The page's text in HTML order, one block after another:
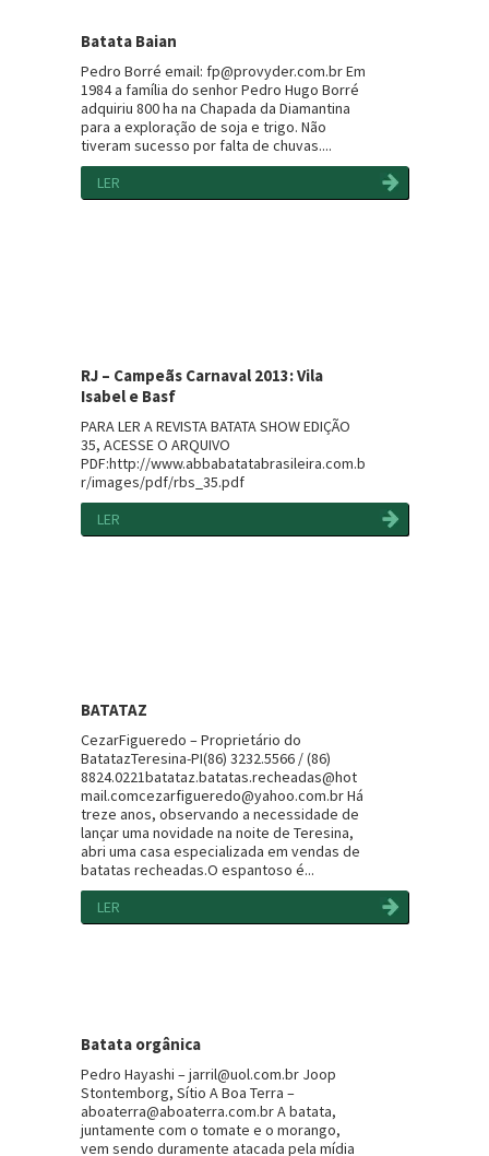
Batata Baian
Pedro Borré email: fp@provyder.com.br Em
1984 a família do senhor Pedro Hugo Borré
adquiriu 800 ha na Chapada da Diamantina
para a exploração de soja e trigo. Não
tiveram sucesso por falta de chuvas....
LER
RJ – Campeãs Carnaval 2013: Vila
Isabel e Basf
PARA LER A REVISTA BATATA SHOW EDIÇÃO
35, ACESSE O ARQUIVO
PDF:http://www.abbabatatabrasileira.com.b
r/images/pdf/rbs_35.pdf
LER
BATATAZ
CezarFigueredo – Proprietário do
BatatazTeresina-PI(86) 3232.5566 / (86)
8824.0221batataz.batatas.recheadas@hot
mail.comcezarfigueredo@yahoo.com.br Há
treze anos, observando a necessidade de
lançar uma novidade na noite de Teresina,
abri uma casa especializada em vendas de
batatas recheadas.O espantoso é...
LER
Batata orgânica
Pedro Hayashi – jarril@uol.com.br Joop
Stontemborg, Sítio A Boa Terra –
aboaterra@aboaterra.com.br A batata,
juntamente com o tomate e o morango,
vem sendo duramente atacada pela mídia